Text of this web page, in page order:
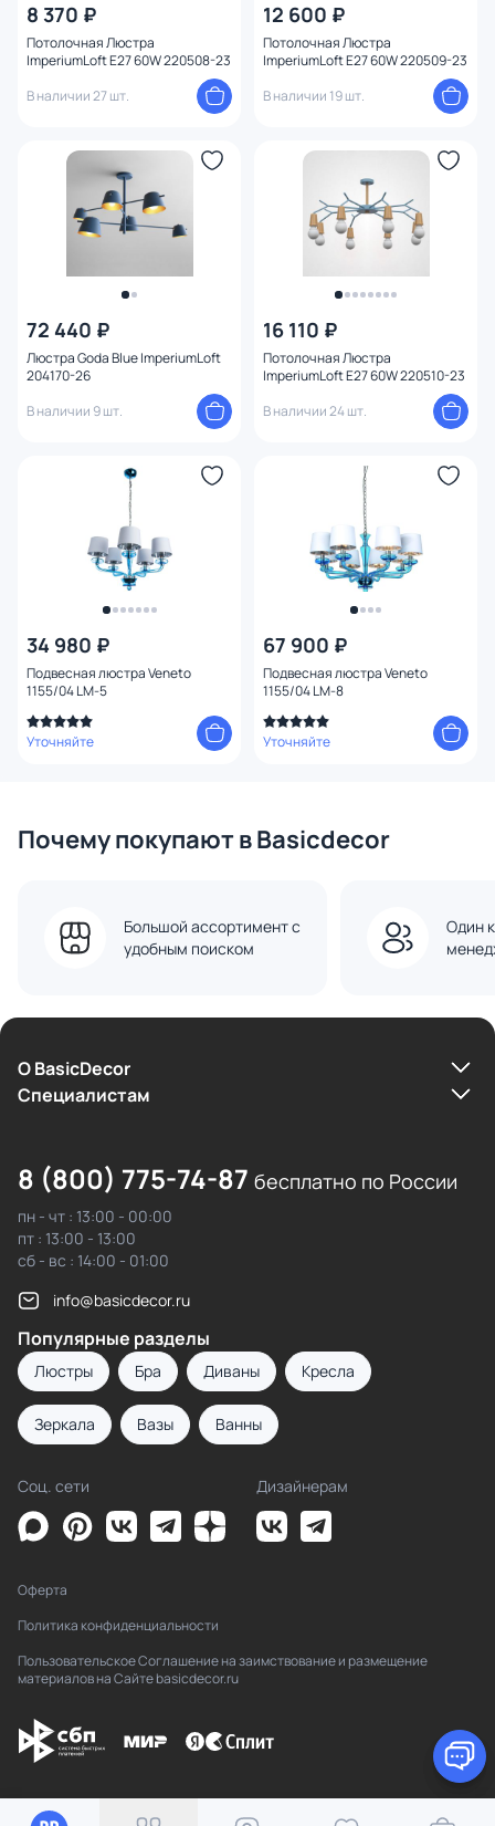
8 370 ₽
Потолочная Люстра
ImperiumLoft E27 60W 220508-23
В наличии 27 шт.
12 600 ₽
Потолочная Люстра
ImperiumLoft E27 60W 220509-23
В наличии 19 шт.
72 440 ₽
Люстра Goda Blue ImperiumLoft
204170-26
В наличии 9 шт.
16 110 ₽
Потолочная Люстра
ImperiumLoft E27 60W 220510-23
В наличии 24 шт.
34 980 ₽
Подвесная люстра Veneto
1155/04 LM-5
Уточняйте
67 900 ₽
Подвесная люстра Veneto
1155/04 LM-8
Уточняйте
Почему покупают в Basicdecor
Большой ассортимент с
удобным поиском
Один
О BasicDecor
Cпециалистам
8 (800) 775-74-87 бесплатно по России
пн - чт : 13:00 - 00:00
пт : 13:00 - 13:00
сб - вс : 14:00 - 01:00
info@basicdecor.ru
Популярные разделы
Люстры Бра Диваны Кресла
Зеркала Вазы Ванны
Соц. сети Дизайнерам
Оферта
Политика конфиденциальности
Пользовательское Соглашение на заимствование и размещение
материалов на Сайте basicdecor.ru
Количество ламп
Тип помещения
Вид рассеивателя
Количество плафонов
Способ крепления
Конструкция